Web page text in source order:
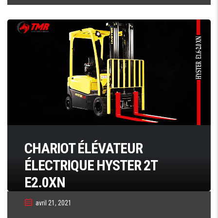
CHARIOT ÉLÉVATEUR
ÉLECTRIQUE HYSTER 2T
E2.0XN
avril 21, 2021